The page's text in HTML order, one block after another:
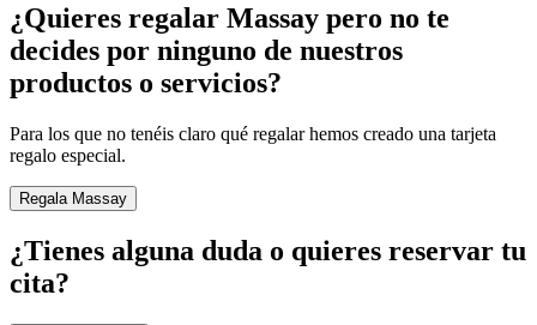
¿Quieres regalar Massay pero no te
decides por ninguno de nuestros
productos o servicios?
Para los que no tenéis claro qué regalar hemos creado una tarjeta
regalo especial.
Regala Massay
¿Tienes alguna duda o quieres reservar tu
cita?